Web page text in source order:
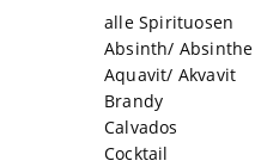
alle Spirituosen
Absinth/ Absinthe
Aquavit/ Akvavit
Brandy
Calvados
Cocktail